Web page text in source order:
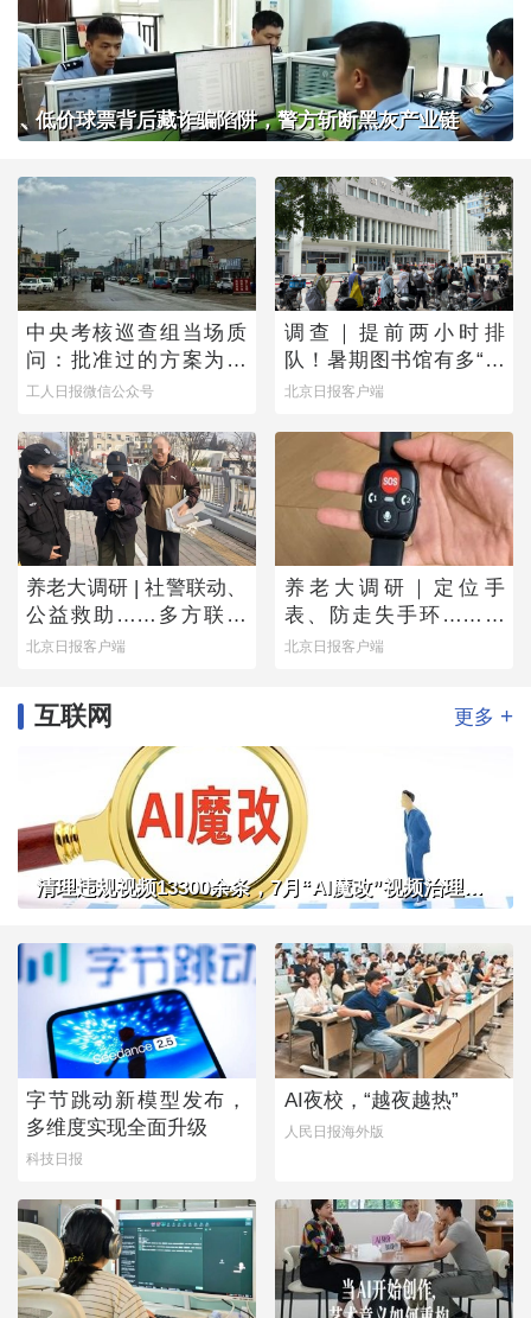
低价球票背后藏诈骗陷阱，警方斩断黑灰产业链
中央考核巡查组当场质
问：批准过的方案为何
不执行？
工人日报微信公众号
调查｜提前两小时排
队！暑期图书馆有多“一
座难求”？
北京日报客户端
养老大调研 | 社警联动、
公益救助……多方联手
撑起防走失网络
北京日报客户端
养老大调研｜定位手
表、防走失手环……老
人为何不愿用？
北京日报客户端
互联网 更多 +
清理违规视频13300余条，7月“AI魔改”视频治理成果公布
字节跳动新模型发布，
多维度实现全面升级
科技日报
AI夜校，“越夜越热”
人民日报海外版